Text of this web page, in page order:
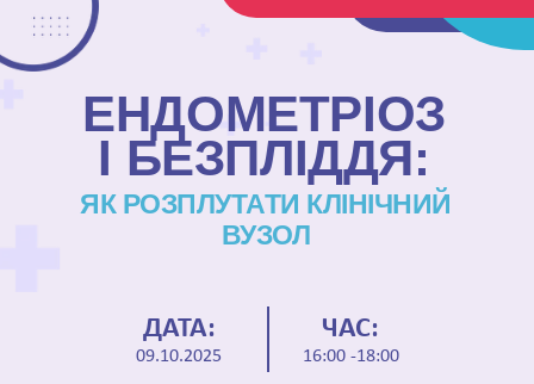
ДАТА: ЧАС:
09.10.2025 16:00 -18:00
ЕНДОМЕТРІОЗ
І БЕЗПЛІДДЯ:
ЯК РОЗПЛУТАТИ КЛІНІЧНИЙ
ВУЗОЛ